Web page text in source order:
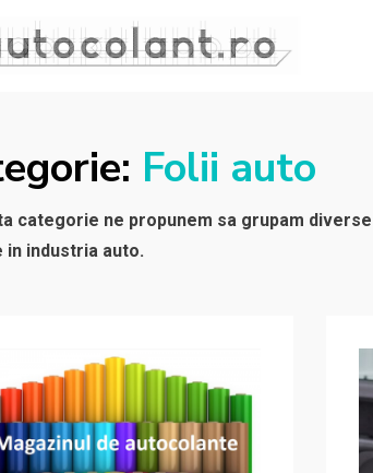
Folii auto
categorie ne propunem sa grupam
industria auto.